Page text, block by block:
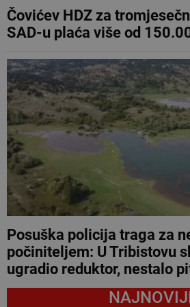
Čovićev HDZ za
SAD-u plaća više od
Posuška policija traga za
počiniteljem: U Tribistovu
ugradio reduktor, nestalo